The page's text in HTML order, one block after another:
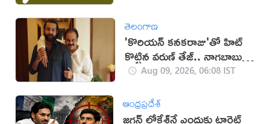
తెలంగాణ
'కొరియన్ కనకరాజు'తో హిట్
కొట్టిన వరుణ్ తేజ్.. నాగబాబు
ఎమోషనల్ పోస్ట్
Aug 09, 2026, 06:08 IST
ఆంధ్రప్రదేశ్
జగన్ లోకేశ్‌నే ఎందుకు టార్గెట్